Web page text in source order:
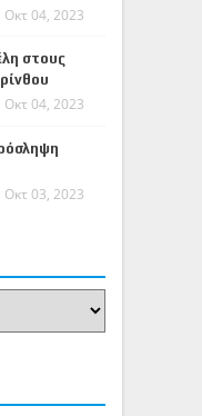
Οκτ 04, 2023
στους
Οκτ 04, 2023
Οκτ 03, 2023